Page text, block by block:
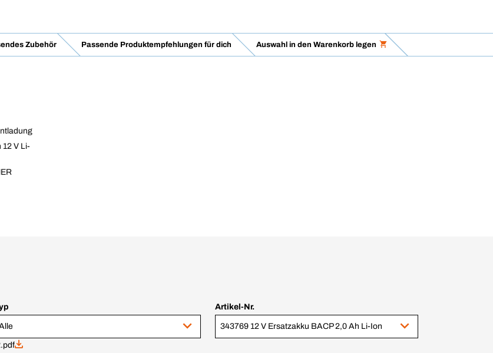
Zubehör Passende Produktempfehlungen für dich Auswahl in den Warenkorb legen
V Li-
Artikel-Nr.
343769 12 V Ersatzakku BACP 2,0 Ah Li-Ion